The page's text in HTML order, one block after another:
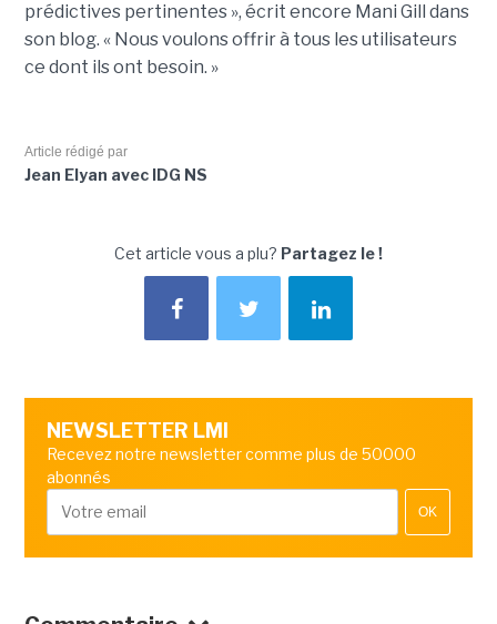
prédictives pertinentes », écrit encore Mani Gill dans
son blog. « Nous voulons offrir à tous les utilisateurs
ce dont ils ont besoin. »
Article rédigé par
Jean Elyan avec IDG NS
Cet article vous a plu? Partagez le !
NEWSLETTER LMI
Recevez notre newsletter comme plus de 50000
abonnés
OK